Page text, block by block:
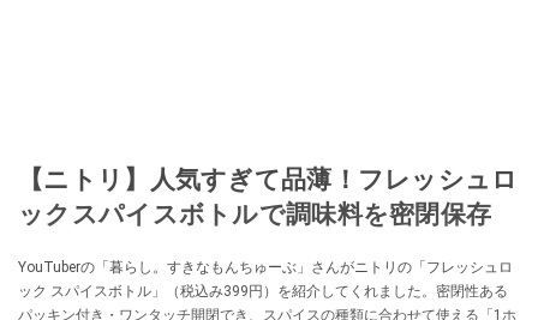
【ニトリ】人気すぎて品薄！フレッシュロ
ックスパイスボトルで調味料を密閉保存
YouTuberの「暮らし。すきなもんちゅーぶ」さんがニトリの「フレッシュロ
ック スパイスボトル」（税込み399円）を紹介してくれました。密閉性ある
パッキン付き・ワンタッチ開閉でき、スパイスの種類に合わせて使える「1ホ